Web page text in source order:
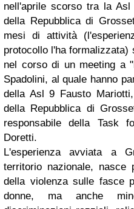
nell'aprile scorso tra la
della Repubblica di
mesi di attività
protocollo l'ha formalizzata)
nel corso di un meeting a
Spadolini, al quale hanno
della Asl 9 Fausto
della Repubblica di
responsabile della Task
Doretti.
L'esperienza avviata a
territorio nazionale, nasce
della violenza sulle fasce
donne, ma anche